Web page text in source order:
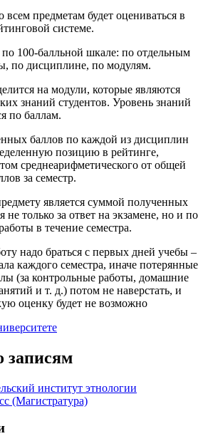
предметам будет оцениваться в
системе.
по 100-балльной шкале: по отдельным
по дисциплине, по модулям.
на модули, которые являются
знаний студентов. Уровень знаний
по баллам.
баллов по каждой из дисциплин
позицию в рейтинге,
среднеарифметического от общей
за семестр.
является суммой полученных
не только за ответ на экзамене, но и по
в течение семестра.
надо браться с первых дней учебы –
каждого семестра, иначе потерянные
(за контрольные работы, домашние
и т. д.) потом не наверстать, и
оценку будет не возможно
записям
институт этнологии
(Магистратура)